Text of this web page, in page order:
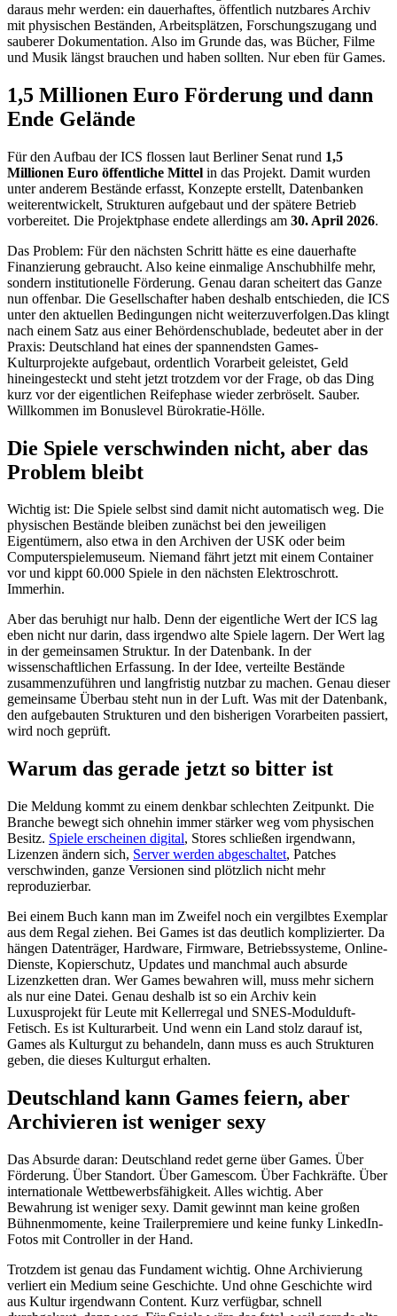
daraus mehr werden: ein dauerhaftes, öffentlich nutzbares Archiv
mit physischen Beständen, Arbeitsplätzen, Forschungszugang und
sauberer Dokumentation. Also im Grunde das, was Bücher, Filme
und Musik längst brauchen und haben sollten. Nur eben für Games.
1,5 Millionen Euro Förderung und dann
Ende Gelände
Für den Aufbau der ICS flossen laut Berliner Senat rund 1,5
Millionen Euro öffentliche Mittel in das Projekt. Damit wurden
unter anderem Bestände erfasst, Konzepte erstellt, Datenbanken
weiterentwickelt, Strukturen aufgebaut und der spätere Betrieb
vorbereitet. Die Projektphase endete allerdings am 30. April 2026.
Das Problem: Für den nächsten Schritt hätte es eine dauerhafte
Finanzierung gebraucht. Also keine einmalige Anschubhilfe mehr,
sondern institutionelle Förderung. Genau daran scheitert das Ganze
nun offenbar. Die Gesellschafter haben deshalb entschieden, die ICS
unter den aktuellen Bedingungen nicht weiterzuverfolgen.Das klingt
nach einem Satz aus einer Behördenschublade, bedeutet aber in der
Praxis: Deutschland hat eines der spannendsten Games-
Kulturprojekte aufgebaut, ordentlich Vorarbeit geleistet, Geld
hineingesteckt und steht jetzt trotzdem vor der Frage, ob das Ding
kurz vor der eigentlichen Reifephase wieder zerbröselt. Sauber.
Willkommen im Bonuslevel Bürokratie-Hölle.
Die Spiele verschwinden nicht, aber das
Problem bleibt
Wichtig ist: Die Spiele selbst sind damit nicht automatisch weg. Die
physischen Bestände bleiben zunächst bei den jeweiligen
Eigentümern, also etwa in den Archiven der USK oder beim
Computerspielemuseum. Niemand fährt jetzt mit einem Container
vor und kippt 60.000 Spiele in den nächsten Elektroschrott.
Immerhin.
Aber das beruhigt nur halb. Denn der eigentliche Wert der ICS lag
eben nicht nur darin, dass irgendwo alte Spiele lagern. Der Wert lag
in der gemeinsamen Struktur. In der Datenbank. In der
wissenschaftlichen Erfassung. In der Idee, verteilte Bestände
zusammenzuführen und langfristig nutzbar zu machen. Genau dieser
gemeinsame Überbau steht nun in der Luft. Was mit der Datenbank,
den aufgebauten Strukturen und den bisherigen Vorarbeiten passiert,
wird noch geprüft.
Warum das gerade jetzt so bitter ist
Die Meldung kommt zu einem denkbar schlechten Zeitpunkt. Die
Branche bewegt sich ohnehin immer stärker weg vom physischen
Besitz. Spiele erscheinen digital, Stores schließen irgendwann,
Lizenzen ändern sich, Server werden abgeschaltet, Patches
verschwinden, ganze Versionen sind plötzlich nicht mehr
reproduzierbar.
Bei einem Buch kann man im Zweifel noch ein vergilbtes Exemplar
aus dem Regal ziehen. Bei Games ist das deutlich komplizierter. Da
hängen Datenträger, Hardware, Firmware, Betriebssysteme, Online-
Dienste, Kopierschutz, Updates und manchmal auch absurde
Lizenzketten dran. Wer Games bewahren will, muss mehr sichern
als nur eine Datei. Genau deshalb ist so ein Archiv kein
Luxusprojekt für Leute mit Kellerregal und SNES-Modulduft-
Fetisch. Es ist Kulturarbeit. Und wenn ein Land stolz darauf ist,
Games als Kulturgut zu behandeln, dann muss es auch Strukturen
geben, die dieses Kulturgut erhalten.
Deutschland kann Games feiern, aber
Archivieren ist weniger sexy
Das Absurde daran: Deutschland redet gerne über Games. Über
Förderung. Über Standort. Über Gamescom. Über Fachkräfte. Über
internationale Wettbewerbsfähigkeit. Alles wichtig. Aber
Bewahrung ist weniger sexy. Damit gewinnt man keine großen
Bühnenmomente, keine Trailerpremiere und keine funky LinkedIn-
Fotos mit Controller in der Hand.
Trotzdem ist genau das Fundament wichtig. Ohne Archivierung
verliert ein Medium seine Geschichte. Und ohne Geschichte wird
aus Kultur irgendwann Content. Kurz verfügbar, schnell